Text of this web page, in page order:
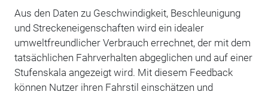
Aus den Daten zu Geschwindigkeit, Beschleunigung
und Streckeneigenschaften wird ein idealer
umweltfreundlicher Verbrauch errechnet, der mit dem
tatsächlichen Fahrverhalten abgeglichen und auf einer
Stufenskala angezeigt wird. Mit diesem Feedback
können Nutzer ihren Fahrstil einschätzen und